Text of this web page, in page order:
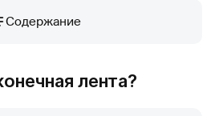
Содержание
лента?